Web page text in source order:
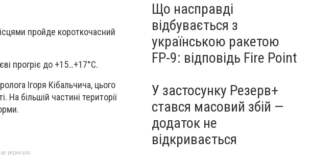
пройде короткочасний
прогріє до +15…+17°C.
Ігоря Кібальчича, цього
На більшій частині території
редакцію
Що насправді
відбувається з
українською ракетою
FP-9: відповідь Fire Point
У застосунку Резерв+
стався масовий збій —
додаток не
відкривається